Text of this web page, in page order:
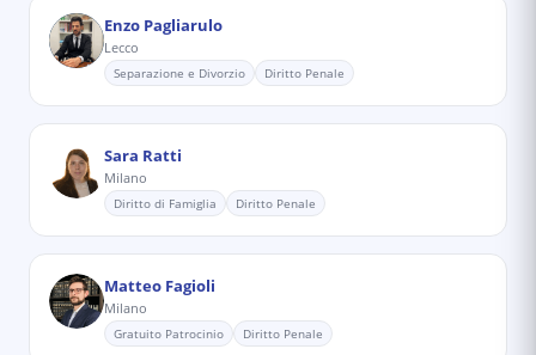
Enzo Pagliarulo
Lecco
Separazione e Divorzio Diritto Penale
Sara Ratti
Milano
Diritto di Famiglia Diritto Penale
Matteo Fagioli
Milano
Gratuito Patrocinio Diritto Penale